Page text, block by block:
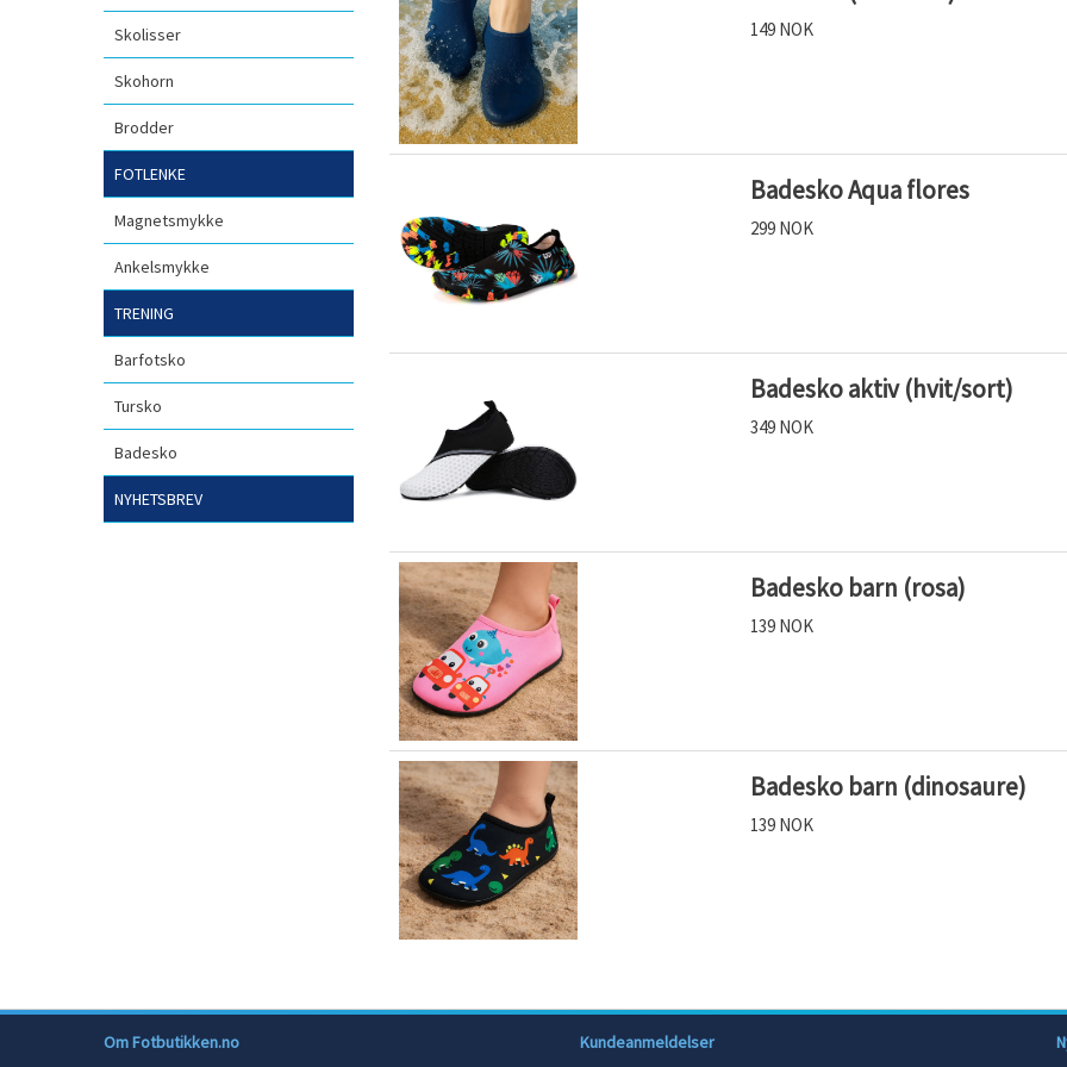
Skolisser
Skohorn
Brodder
FOTLENKE
Magnetsmykke
Ankelsmykke
TRENING
Barfotsko
Tursko
Badesko
NYHETSBREV
149 NOK
Badesko Aqua flores
299 NOK
Badesko aktiv (hvit/sort)
349 NOK
Badesko barn (rosa)
139 NOK
Badesko barn (dinosaure)
139 NOK
Om Fotbutikken.no Kundeanmeldelser